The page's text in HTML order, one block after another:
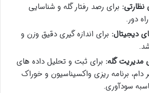
برای رصد رفتار گله و شناسایی
دور.
دیجیتال: برای اندازه گیری دقیق وزن و
مدیریت گله: برای ثبت و تحلیل داده های
دام، برنامه ریزی واکسیناسیون و خوراک
سودآوری.